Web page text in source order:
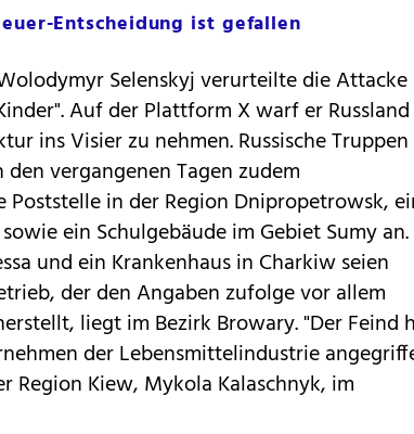
Entscheidung ist gefallen
Selenskyj verurteilte die
Auf der Plattform X warf er Russland
ins Visier zu nehmen. Russische Truppen
vergangenen Tagen zudem
in der Region Dnipropetrowsk,
ein Schulgebäude im Gebiet Sumy an.
und ein Krankenhaus in Charkiw seien
der den Angaben zufolge vor allem
liegt im Bezirk Browary. "Der Feind
der Lebensmittelindustrie
Region Kiew, Mykola Kalaschnyk, im